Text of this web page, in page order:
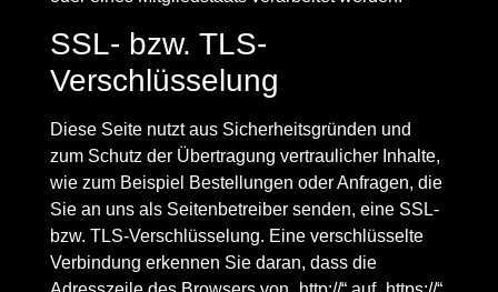
SSL- bzw. TLS-
Verschlüsselung
Diese Seite nutzt aus Sicherheitsgründen und
zum Schutz der Übertragung vertraulicher Inhalte,
wie zum Beispiel Bestellungen oder Anfragen, die
Sie an uns als Seitenbetreiber senden, eine SSL-
bzw. TLS-Verschlüsselung. Eine verschlüsselte
Verbindung erkennen Sie daran, dass die